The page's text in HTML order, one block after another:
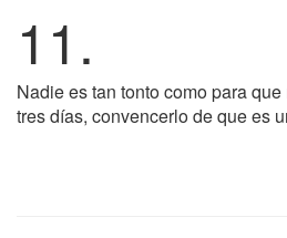
11.
Nadie es tan tonto como para
tres días, convencerlo de que es